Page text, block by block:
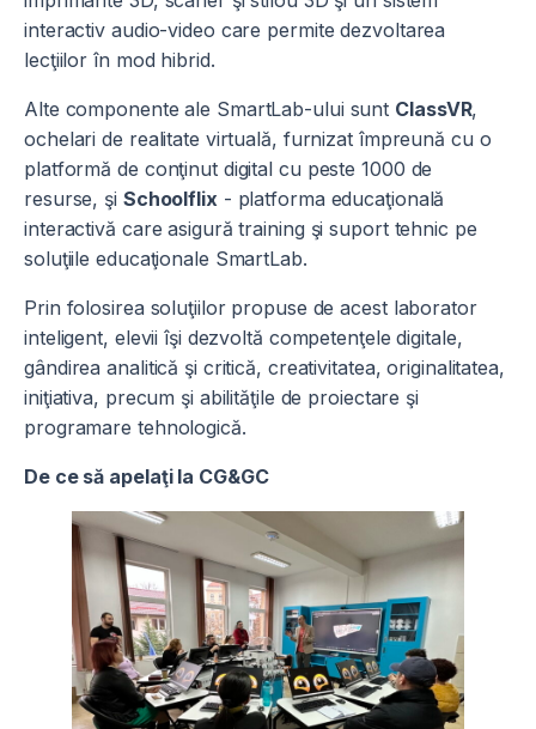
interactiv audio-video care permite dezvoltarea
lecţiilor în mod hibrid.
Alte componente ale SmartLab-ului sunt ClassVR,
ochelari de realitate virtuală, furnizat împreună cu o
platformă de conţinut digital cu peste 1000 de
resurse, şi Schoolflix- platforma educaţională
interactivă care asigură training şi suport tehnic pe
soluţiile educaţionale SmartLab.
Prin folosirea soluţiilor propuse de acest laborator
inteligent, elevii îşi dezvoltă competenţele digitale,
gândirea analitică şi critică, creativitatea, originalitatea,
iniţiativa, precum şi abilităţile de proiectare şi
programare tehnologică.
De ce să apelaţi la CG&GC